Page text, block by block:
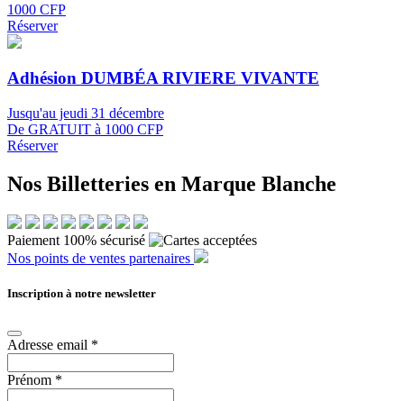
1000 CFP
Réserver
Adhésion DUMBÉA RIVIERE VIVANTE
Jusqu'au jeudi 31 décembre
De GRATUIT à 1000 CFP
Réserver
Nos Billetteries en Marque Blanche
Paiement 100% sécurisé
Nos points de ventes partenaires
Inscription à notre newsletter
Adresse email *
Prénom *